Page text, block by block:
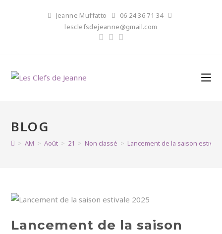
Jeanne Muffatto
06 24 36 71 34
lesclefsdejeanne@gmail.com
BLOG
> AM > Août > 21 > Non classé > Lancement de la saison
Lancement de la saison